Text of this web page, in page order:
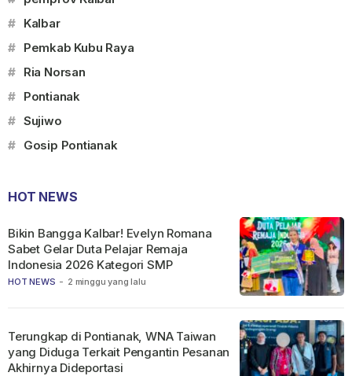
# Kalbar
# Pemkab Kubu Raya
# Ria Norsan
# Pontianak
# Sujiwo
# Gosip Pontianak
HOT NEWS
HOT NEWS - 2 minggu yang lalu
Bikin Bangga Kalbar! Evelyn Romana
Sabet Gelar Duta Pelajar Remaja
Indonesia 2026 Kategori SMP
Terungkap di Pontianak, WNA Taiwan
yang Diduga Terkait Pengantin Pesanan
Akhirnya Dideportasi